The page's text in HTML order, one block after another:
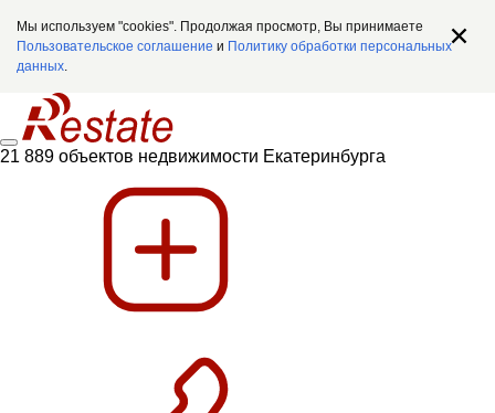
Мы используем "cookies". Продолжая просмотр, Вы принимаете
Пользовательское соглашение и Политику обработки персональных
данных.
21 889 объектов недвижимости Екатеринбурга